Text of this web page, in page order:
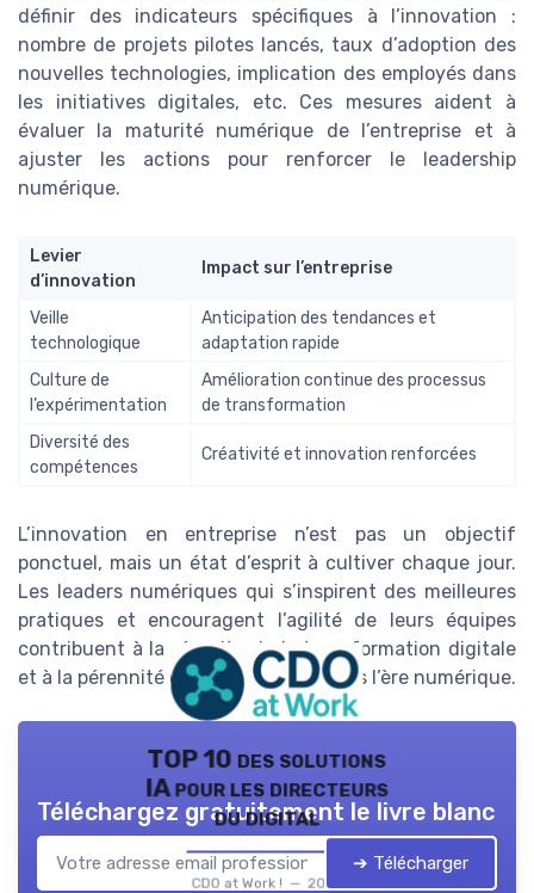
définir des indicateurs spécifiques à l’innovation :
nombre de projets pilotes lancés, taux d’adoption des
nouvelles technologies, implication des employés dans
les initiatives digitales, etc. Ces mesures aident à
évaluer la maturité numérique de l’entreprise et à
ajuster les actions pour renforcer le leadership
numérique.
Levier
d’innovation
Impact sur l’entreprise
Veille
technologique
Anticipation des tendances et
adaptation rapide
Culture de
l’expérimentation
Amélioration continue des processus
de transformation
Diversité des
compétences
Créativité et innovation renforcées
L’innovation en entreprise n’est pas un objectif
ponctuel, mais un état d’esprit à cultiver chaque jour.
Les leaders numériques qui s’inspirent des meilleures
pratiques et encouragent l’agilité de leurs équipes
contribuent à la réussite de la transformation digitale
et à la pérennité de l’organisation dans l’ère numérique.
TOP 10 des solutions
IA pour les directeurs
du digital
CDO at Work ! — 2026
Téléchargez gratuitement le livre blanc
➔ Télécharger